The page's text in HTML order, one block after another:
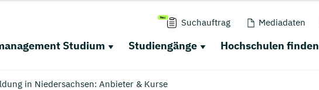
Suchauftrag Mediadaten
Studium Studiengänge Hochschulen finden
in Niedersachsen: Anbieter & Kurse